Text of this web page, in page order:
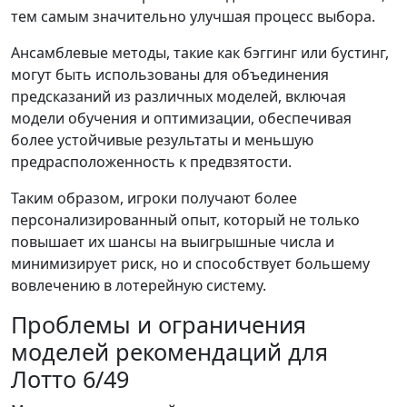
тем самым значительно улучшая процесс выбора.
Ансамблевые методы, такие как бэггинг или бустинг,
могут быть использованы для объединения
предсказаний из различных моделей, включая
модели обучения и оптимизации, обеспечивая
более устойчивые результаты и меньшую
предрасположенность к предвзятости.
Таким образом, игроки получают более
персонализированный опыт, который не только
повышает их шансы на выигрышные числа и
минимизирует риск, но и способствует большему
вовлечению в лотерейную систему.
Проблемы и ограничения
моделей рекомендаций для
Лотто 6/49